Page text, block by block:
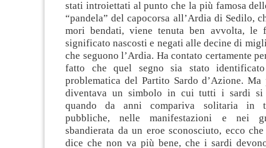
stati introiettati al punto che la più famosa
“pandela” del capocorsa all’Ardia di Sedilo,
mori bendati, viene tenuta ben avvolta,
significato nascosti e negati alle decine di
che seguono l’Ardia. Ha contato certamente
fatto che quel segno sia stato
problematica del Partito Sardo d’Azione.
diventava un simbolo in cui tutti i sardi si
quando da anni compariva solitaria in
pubbliche, nelle manifestazioni e nei
sbandierata da un eroe sconosciuto, ecco
dice che non va più bene, che i sardi